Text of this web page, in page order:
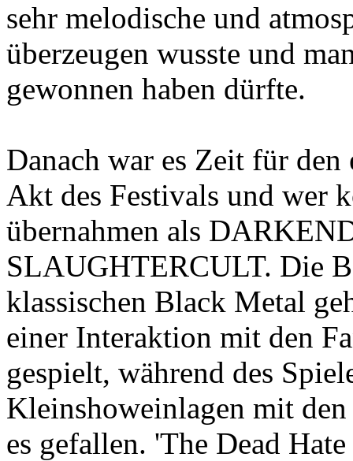
sehr melodische und
überzeugen wusste und
gewonnen haben dürfte.
Danach war es Zeit für
Akt des Festivals und wer
übernahmen als
SLAUGHTERCULT. Die
klassischen Black Metal
einer Interaktion mit den
gespielt, während des
Kleinshoweinlagen mit
es gefallen. 'The Dead